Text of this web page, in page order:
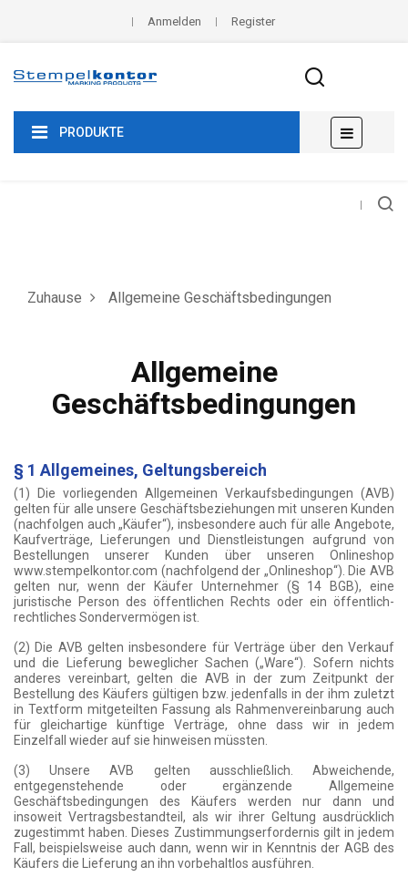
Anmelden Register
PRODUKTE
der
☰
Zuhause Allgemeine Geschäftsbedingungen
Allgemeine
Geschäftsbedingungen
§ 1 Allgemeines, Geltungsbereich
(1) Die vorliegenden Allgemeinen Verkaufsbedingungen (AVB)
gelten für alle unsere Geschäftsbeziehungen mit unseren Kunden
(nachfolgen auch „Käufer“), insbesondere auch für alle Angebote,
Kaufverträge, Lieferungen und Dienstleistungen aufgrund von
Bestellungen unserer Kunden über unseren Onlineshop
www.stempelkontor.com (nachfolgend der „Onlineshop“). Die AVB
gelten nur, wenn der Käufer Unternehmer (§ 14 BGB), eine
juristische Person des öffentlichen Rechts oder ein öffentlich-
rechtliches Sondervermögen ist.
(2) Die AVB gelten insbesondere für Verträge über den Verkauf
und die Lieferung beweglicher Sachen („Ware“). Sofern nichts
anderes vereinbart, gelten die AVB in der zum Zeitpunkt der
Bestellung des Käufers gültigen bzw. jedenfalls in der ihm zuletzt
in Textform mitgeteilten Fassung als Rahmenvereinbarung auch
für gleichartige künftige Verträge, ohne dass wir in jedem
Einzelfall wieder auf sie hinweisen müssten.
(3) Unsere AVB gelten ausschließlich. Abweichende,
entgegenstehende oder ergänzende Allgemeine
Geschäftsbedingungen des Käufers werden nur dann und
insoweit Vertragsbestandteil, als wir ihrer Geltung ausdrücklich
zugestimmt haben. Dieses Zustimmungserfordernis gilt in jedem
Fall, beispielsweise auch dann, wenn wir in Kenntnis der AGB des
Käufers die Lieferung an ihn vorbehaltlos ausführen.